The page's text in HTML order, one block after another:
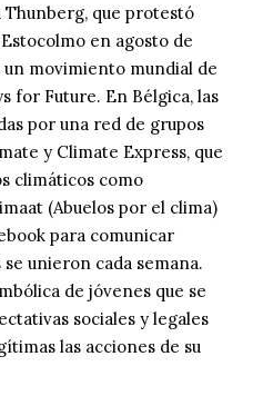
Thunberg, que protestó
en agosto de
un movimiento mundial de
for Future. En Bélgica, las
por una red de grupos
y Climate Express, que
climáticos como
(Abuelos por el clima)
para comunicar
unieron cada semana.
de jóvenes que se
sociales y legales
las acciones de su